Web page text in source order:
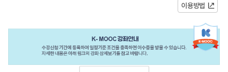
이용방법